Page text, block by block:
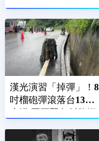
漢光演習「掉彈」！8
吋榴砲彈滾落台13線
水溝 國軍緊急封路搬